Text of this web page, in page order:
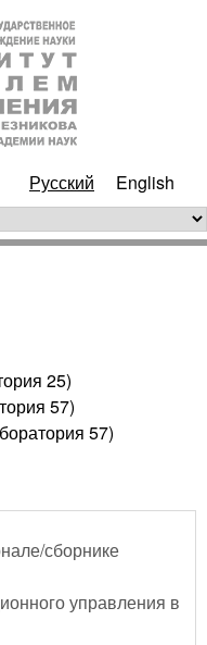
Русский English
меню
25)
57)
57)
сборнике
управления в